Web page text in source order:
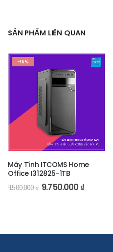
SẢN PHẨM LIÊN QUAN
-15%
Máy Tính ITCOMS Home
Office I312825-1TB
11.500.000₫ 9.750.000 ₫